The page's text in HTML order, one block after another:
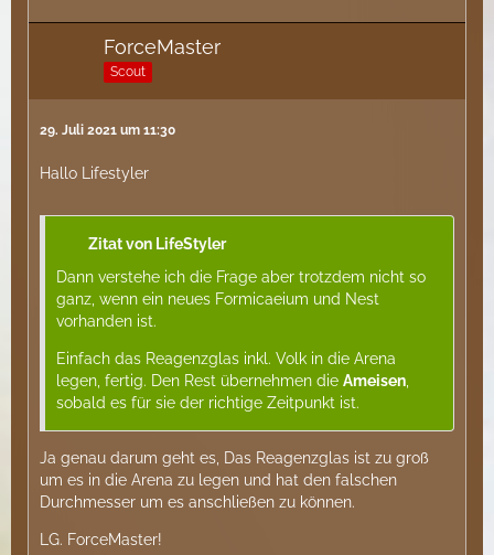
ForceMaster
Scout
29. Juli 2021 um 11:30
Hallo Lifestyler
Zitat von LifeStyler
Dann verstehe ich die Frage aber trotzdem nicht so
ganz, wenn ein neues Formicaeium und Nest
vorhanden ist.
Einfach das Reagenzglas inkl. Volk in die Arena
legen, fertig. Den Rest übernehmen die Ameisen
sobald es für sie der richtige Zeitpunkt ist.
Ja genau darum geht es, Das Reagenzglas ist zu groß
um es in die Arena zu legen und hat den falschen
Durchmesser um es anschließen zu können.
LG. ForceMaster!